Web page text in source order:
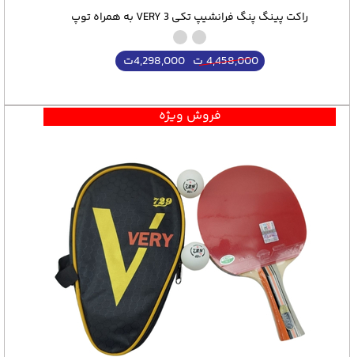
راکت پینگ پنگ فرانشیپ تکی VERY 3 به همراه توپ
4,458,000ت 4,298,000ت
فروش ویژه